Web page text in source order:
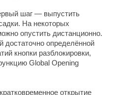
шаг — выпустить
На некоторых
опустить дистанционно.
определённой
кнопки разблокировки,
Global Opening
открытие